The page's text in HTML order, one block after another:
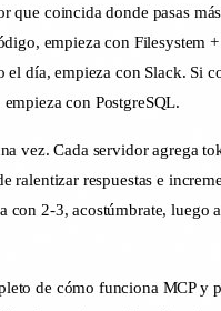
que coincida donde pasas
empieza con Filesystem
el día, empieza con Slack. Si
con PostgreSQL.
vez. Cada servidor agrega
ralentizar respuestas e
con 2-3, acostúmbrate, luego
de cómo funciona MCP y